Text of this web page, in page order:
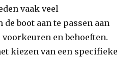
vaak veel
boot aan te passen aan
en behoeften.
kiezen van een specifieke